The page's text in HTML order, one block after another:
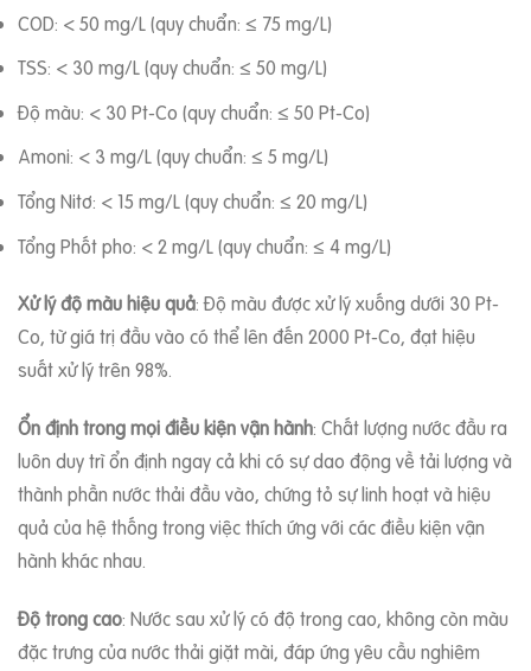
COD: < 50 mg/L (quy chuẩn: ≤ 75 mg/L)
TSS: < 30 mg/L (quy chuẩn: ≤ 50 mg/L)
Độ màu: < 30 Pt-Co (quy chuẩn: ≤ 50 Pt-Co)
Amoni: < 3 mg/L (quy chuẩn: ≤ 5 mg/L)
Tổng Nitơ: < 15 mg/L (quy chuẩn: ≤ 20 mg/L)
Tổng Phốt pho: < 2 mg/L (quy chuẩn: ≤ 4 mg/L)
Xử lý độ màu hiệu quả: Độ màu được xử lý xuống dưới 30 Pt-
Co, từ giá trị đầu vào có thể lên đến 2000 Pt-Co, đạt hiệu
suất xử lý trên 98%.
Ổn định trong mọi điều kiện vận hành: Chất lượng nước đầu ra
luôn duy trì ổn định ngay cả khi có sự dao động về tải lượng và
thành phần nước thải đầu vào, chứng tỏ sự linh hoạt và hiệu
quả của hệ thống trong việc thích ứng với các điều kiện vận
hành khác nhau.
Độ trong cao: Nước sau xử lý có độ trong cao, không còn màu
đặc trưng của nước thải giặt mài, đáp ứng yêu cầu nghiêm